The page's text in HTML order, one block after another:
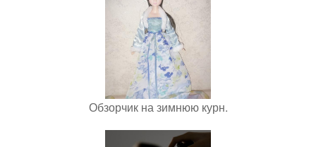
Обзорчик на зимнюю курн.